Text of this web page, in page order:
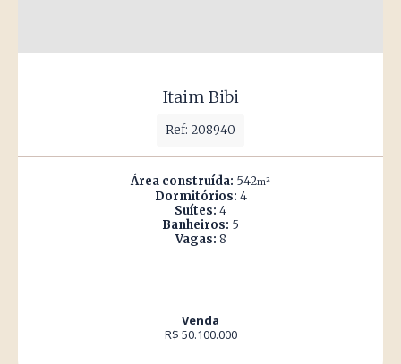
Itaim Bibi
Ref: 208940
Área construída: 542m²
Dormitórios: 4
Suítes: 4
Banheiros: 5
Vagas: 8
Venda
R$ 50.100.000